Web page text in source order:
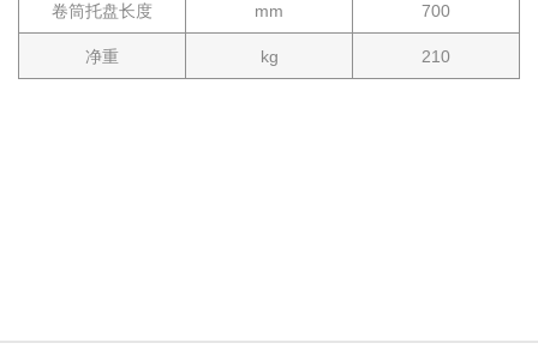
卷筒托盘长度 mm 700
净重 kg 210